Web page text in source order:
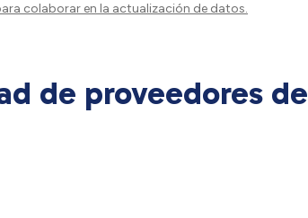
colaborar en la actualización de datos.
de proveedores de